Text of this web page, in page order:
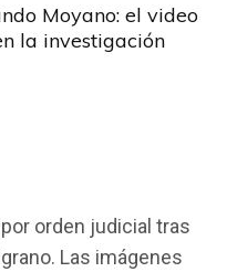
Moyano: el video
la investigación
orden judicial tras
Las imágenes